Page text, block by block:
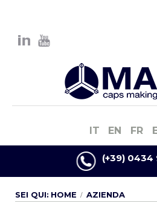
IT EN FR
(+39) 0434
SEI QUI: HOME AZIENDA